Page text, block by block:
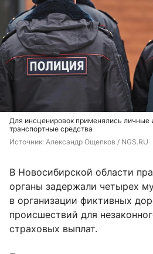
Для инсценировок применялись личные
транспортные средства
Источник: Александр Ощепков / NGS.RU
В Новосибирской области
органы задержали четырех
в организации фиктивных
происшествий для
страховых выплат.